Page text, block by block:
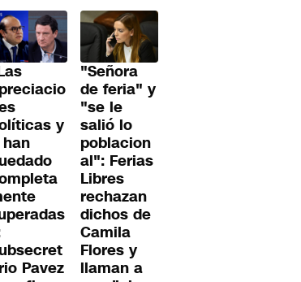
y
Pavez
"Señora
de feria" y
"se le
salió lo
poblacion
al": Ferias
Libres
rechazan
dichos de
Camila
Flores y
llaman a